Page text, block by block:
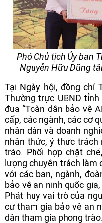
Phó Chủ tịch Ủy ban
Nguyễn Hữu Dũng
Tại Ngày hội, đồng chí
Thường trực UBND
đua “Toàn dân bảo vệ
cấp, các ngành, các cơ
nhân dân và doanh
nhận thức, ý thức trách
trào. Phối hợp chặt
lượng chuyên trách làm
với các ban, ngành,
bảo vệ an ninh quốc
Phát huy vai trò của
cư tham gia bảo vệ an
dân tham gia phong